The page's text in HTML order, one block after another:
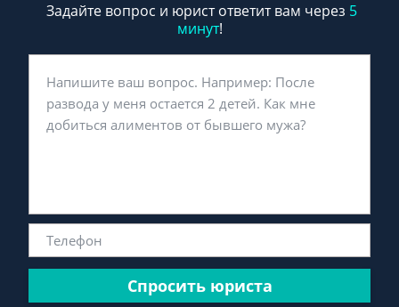
Задайте вопрос и юрист ответит вам через 5
минут!
Спросить юриста